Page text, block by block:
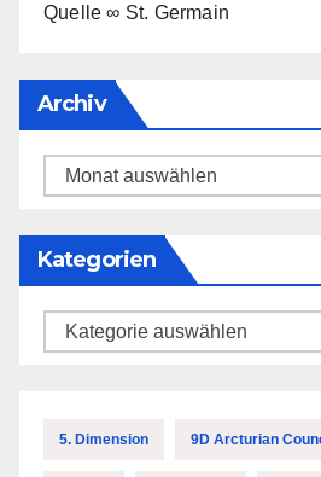
Quelle ∞ St. Germain
Archiv
Archiv
Kategorien
Kategorien
5. Dimension 9D Arcturian